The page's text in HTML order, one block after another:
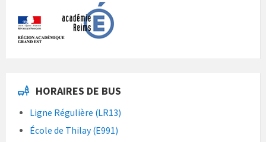
HORAIRES DE BUS
Ligne Régulière (LR13)
École de Thilay (E991)